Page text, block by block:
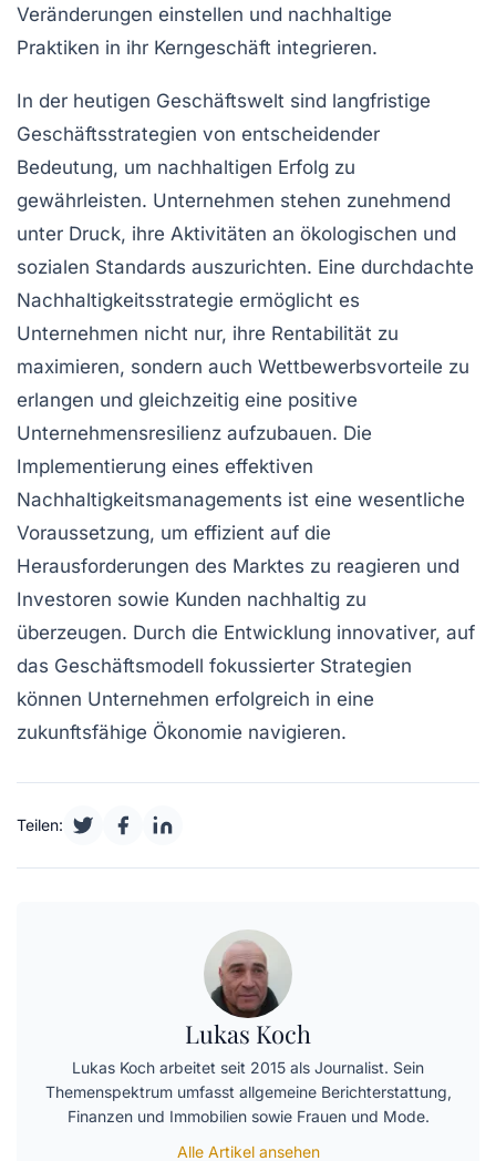
Veränderungen einstellen und nachhaltige
Praktiken in ihr Kerngeschäft integrieren.
In der heutigen Geschäftswelt sind langfristige
Geschäftsstrategien von entscheidender
Bedeutung, um nachhaltigen Erfolg zu
gewährleisten. Unternehmen stehen zunehmend
unter Druck, ihre Aktivitäten an ökologischen und
sozialen Standards auszurichten. Eine durchdachte
Nachhaltigkeitsstrategie ermöglicht es
Unternehmen nicht nur, ihre Rentabilität zu
maximieren, sondern auch Wettbewerbsvorteile zu
erlangen und gleichzeitig eine positive
Unternehmensresilienz aufzubauen. Die
Implementierung eines effektiven
Nachhaltigkeitsmanagements ist eine wesentliche
Voraussetzung, um effizient auf die
Herausforderungen des Marktes zu reagieren und
Investoren sowie Kunden nachhaltig zu
überzeugen. Durch die Entwicklung innovativer, auf
das Geschäftsmodell fokussierter Strategien
können Unternehmen erfolgreich in eine
zukunftsfähige Ökonomie navigieren.
Teilen:
Lukas Koch
Lukas Koch arbeitet seit 2015 als Journalist. Sein
Themenspektrum umfasst allgemeine Berichterstattung,
Finanzen und Immobilien sowie Frauen und Mode.
Alle Artikel ansehen